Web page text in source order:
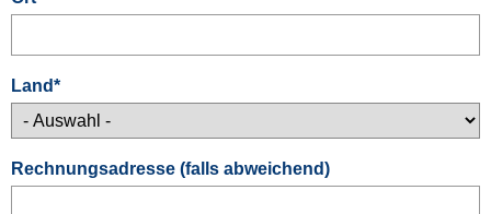
Land*
Rechnungsadresse (falls abweichend)